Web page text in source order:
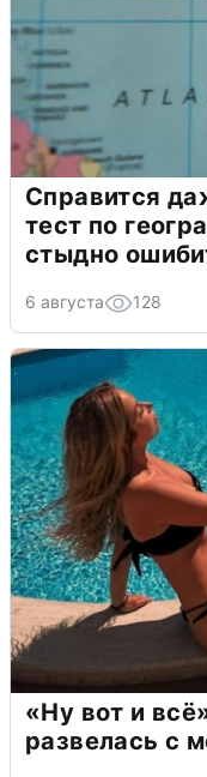
Справится
тест по
стыдно
6 августа 128
«Ну вот и
развелась с